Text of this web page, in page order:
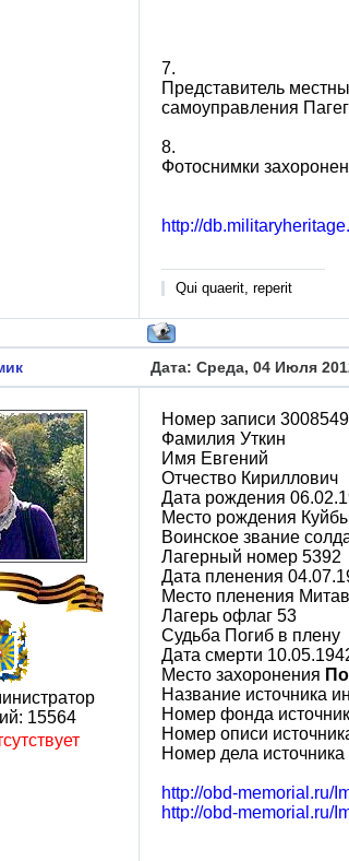
7.
Представитель
самоуправления
8.
Фотоснимки
http://
Qui quaerit, reperit
Дата: Среда, 04 Июля
15564
Номер записи
Фамилия Уткин
Имя Евгений
Отчество Кириллович
Дата рождения
Место рождения
Воинское звание
Лагерный номер 5392
Дата пленения
Место пленения
Лагерь офлаг 53
Судьба Погиб в плену
Дата смерти
Место захоронения
Название источника
Номер фонда
Номер описи
Номер дела
http://obd-memorial.ru/
http://obd-memorial.ru/